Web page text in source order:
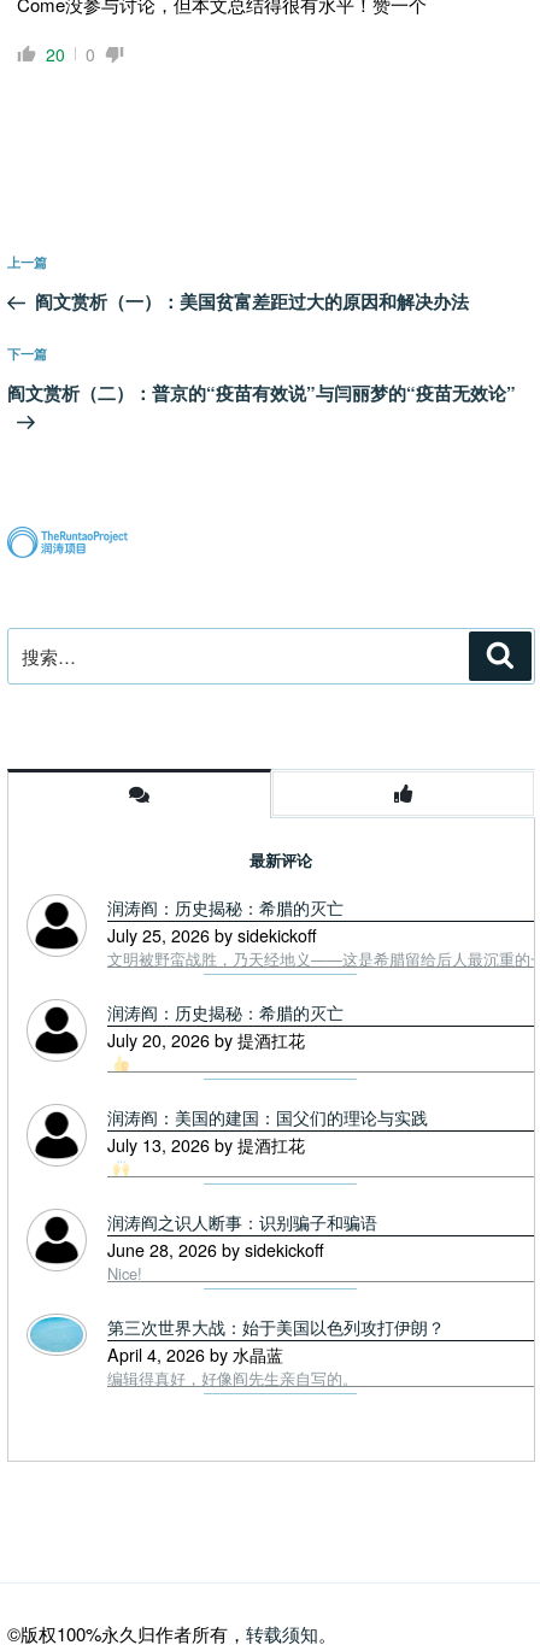
20 0
文
导
航
上
一
文
章
上一篇
阎文赏析（一）：美国贫富差距过大的原因和解决办法
下
一
篇
下一篇
阎文赏析（二）：普京的“疫苗有效说”与闫丽梦的“疫苗无效论”
索：
最新评论
润涛阎：历史揭秘：希腊的灭亡
July 25, 2026 by sidekickoff
文明被野蛮战胜，乃天经地义——这是希腊留给后人最沉重的
润涛阎：历史揭秘：希腊的灭亡
July 20, 2026 by 提酒扛花
润涛阎：美国的建国：国父们的理论与实践
July 13, 2026 by 提酒扛花
润涛阎之识人断事：识别骗子和骗语
June 28, 2026 by sidekickoff
Nice!
第三次世界大战：始于美国以色列攻打伊朗？
April 4, 2026 by 水晶蓝
编辑得真好，好像阎先生亲自写的。
©版权100%永久归作者所有， 转载须知。